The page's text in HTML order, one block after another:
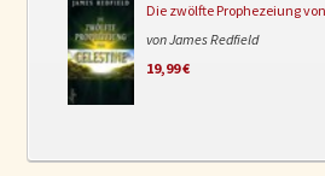
Die zwölfte Prophezeiung
von James Redfield
19,99 €